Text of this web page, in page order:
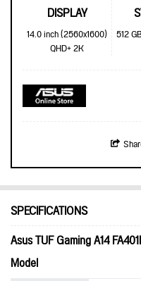
DISPLAY
14.0 inch (2560x1600)
QHD+ 2K
512
SPECIFICATIONS
Asus TUF Gaming A14
Model